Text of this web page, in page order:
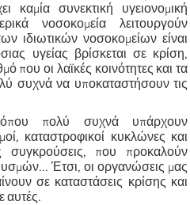
καμία συνεκτική υγειονομική
νοσοκομεία λειτουργούν
ιδιωτικών νοσοκομείων είναι
υγείας βρίσκεται σε κρίση,
που οι λαϊκές κοινότητες και τα
συχνά να υποκαταστήσουν τις
πολύ συχνά υπάρχουν
καταστροφικοί κυκλώνες και
συγκρούσεις, που προκαλούν
Έτσι, οι οργανώσεις μας
σε καταστάσεις κρίσης και
αυτές.